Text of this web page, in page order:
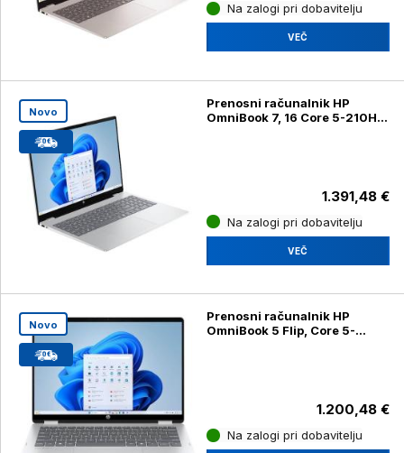
Na zalogi pri dobavitelju
VEČ
Novo
Prenosni računalnik HP
OmniBook 7, 16 Core 5-210H,
1.391,48 €
Na zalogi pri dobavitelju
VEČ
Novo
Prenosni računalnik HP
OmniBook 5 Flip, Core 5-
1.200,48 €
Na zalogi pri dobavitelju